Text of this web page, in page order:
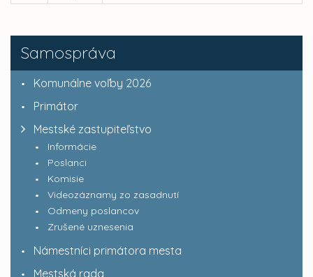
Samospráva
Komunálne voľby 2026
Primátor
Mestské zastupiteľstvo
Informácie
Poslanci
Komisie
Videozáznamy zo zasadnutí
Odmeny poslancov
Zrušené uznesenia
Námestníci primátora mesta
Mestská rada